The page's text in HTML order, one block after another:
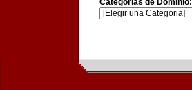
Categorías de Dominio: